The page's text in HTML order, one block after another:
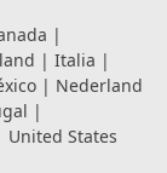
|
| Italia |
| Nederland
|
United States